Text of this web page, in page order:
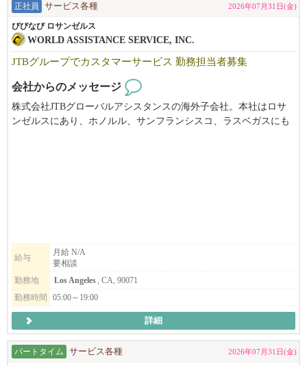
正社員 サービス各種 2026年07月31日(金)
びびなび ロサンゼルス
WORLD ASSISTANCE SERVICE, INC.
JTBグループでカスタマーサービス 勤務担当者募集
会社からのメッセージ
株式会社JTBグローバルアシスタンスの海外子会社。本社はロサ
ンゼルスにあり、ホノルル、サンフランシスコ、ラスベガスにも
給与
月給 N/A
要相談
勤務地
Los Angeles, CA, 90071
勤務時間
05:00～19:00
詳細
パートタイム サービス各種 2026年07月31日(金)